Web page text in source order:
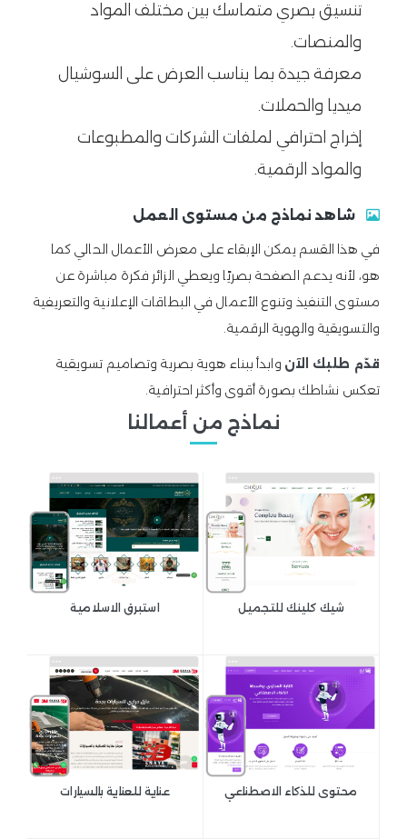
تنسيق بصري متماسك بين مختلف المواد
والمنصات.
معرفة جيدة بما يناسب العرض على السوشيال
ميديا والحملات.
إخراج احترافي لملفات الشركات والمطبوعات
والمواد الرقمية.
شاهد نماذج من مستوى العمل
في هذا القسم يمكن الإبقاء على معرض الأعمال الحالي كما
هو، لأنه يدعم الصفحة بصريًا ويعطي الزائر فكرة مباشرة عن
مستوى التنفيذ وتنوع الأعمال في البطاقات الإعلانية والتعريفية
والتسويقية والهوية الرقمية.
قدّم طلبك الآن وابدأ ببناء هوية بصرية وتصاميم تسويقية
تعكس نشاطك بصورة أقوى وأكثر احترافية.
نماذج من أعمالنا
استبرق الاسلامية شيك كلينك للتجميل
عناية للعناية بالسيارات محتوى للذكاء الاصطناعي